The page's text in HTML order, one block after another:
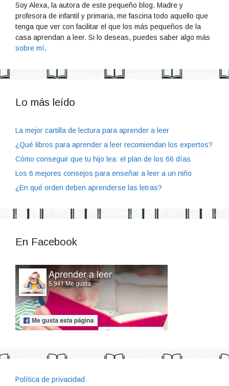
Soy Alexa, la autora de este pequeño blog. Madre y
profesora de infantil y primaria, me fascina todo aquello que
tenga que ver con facilitar el que los más pequeños de la
casa aprendan a leer. Si lo deseas, puedes saber algo más
sobre mí.
Lo más leído
La mejor cartilla de lectura para aprender a leer
¿Qué libros para aprender a leer recomiendan los expertos?
Cómo conseguir que tu hijo lea: el plan de los 66 días
Los 6 mejores consejos para enseñar a leer a un niño
¿En qué orden deben aprenderse las letras?
En Facebook
Política de privacidad